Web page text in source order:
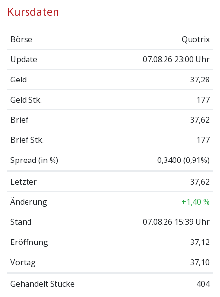
Kursdaten
Börse
Quotrix
Update
07.08.26 23:00 Uhr
Geld
37,28
Geld Stk.
177
Brief
37,62
Brief Stk.
177
Spread (in %)
0,3400 (0,91%)
Letzter
37,62
Änderung
+1,40 %
Stand
07.08.26 15:39 Uhr
Eröffnung
37,12
Vortag
37,10
Gehandelt Stücke
404